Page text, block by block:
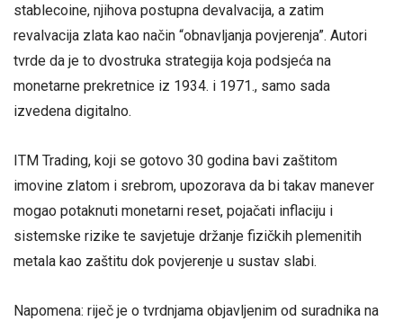
stablecoine, njihova postupna devalvacija, a zatim
revalvacija zlata kao način “obnavljanja povjerenja”. Autori
tvrde da je to dvostruka strategija koja podsjeća na
monetarne prekretnice iz 1934. i 1971., samo sada
izvedena digitalno.
ITM Trading, koji se gotovo 30 godina bavi zaštitom
imovine zlatom i srebrom, upozorava da bi takav manever
mogao potaknuti monetarni reset, pojačati inflaciju i
sistemske rizike te savjetuje držanje fizičkih plemenitih
metala kao zaštitu dok povjerenje u sustav slabi.
Napomena: riječ je o tvrdnjama objavljenim od suradnika na